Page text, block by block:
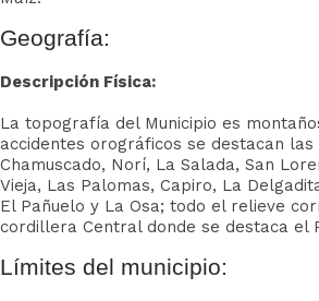
Geografía:
Descripción Física:
La topografía del Municipio es
accidentes orográficos se destacan las
Chamuscado, Norí, La Salada, San
Vieja, Las Palomas, Capiro, La
El Pañuelo y La Osa; todo el relieve
cordillera Central donde se destaca el
Límites del municipio: